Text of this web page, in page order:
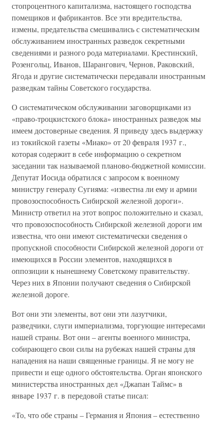
стопроцентного капитализма, настоящего господства
помещиков и фабрикантов. Все эти вредительства,
измены, предательства смешивались с систематическим
обслуживанием иностранных разведок секретными
сведениями и разного рода материалами. Крестинский,
Розенгольц, Иванов, Шарангович, Чернов, Раковский,
Ягода и другие систематически передавали иностранным
разведкам тайны Советского государства.
О систематическом обслуживании заговорщиками из
«право-троцкистского блока» иностранных разведок мы
имеем достоверные сведения. Я приведу здесь выдержку
из токийской газеты «Миако» от 20 февраля 1937 г.,
которая содержит в себе информацию о секретном
заседании так называемой планово-бюджетной комиссии.
Депутат Иосида обратился с запросом к военному
министру генералу Сугияма: «известна ли ему и армии
провозоспособность Сибирской железной дороги».
Министр ответил на этот вопрос положительно и сказал,
что провозоспособность Сибирской железной дороги им
известна, что они имеют систематически сведения о
пропускной способности Сибирской железной дороги от
имеющихся в России элементов, находящихся в
оппозиции к нынешнему Советскому правительству.
Через них в Японии получают сведения о Сибирской
железной дороге.
Вот они эти элементы, вот они эти лазутчики,
разведчики, слуги империализма, торгующие интересами
нашей страны. Вот они – агенты военного министра,
собирающего свои силы на рубежах нашей страны для
нападения на наши священные границы. Я не могу не
привести и еще одного обстоятельства. Орган японского
министерства иностранных дел «Джапан Таймс» в
январе 1937 г. в передовой статье писал:
«То, что обе страны – Германия и Япония – естественно